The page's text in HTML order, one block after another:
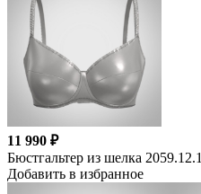
11 990 ₽
Бюстгальтер из шелка 2059.12.1
Добавить в избранное